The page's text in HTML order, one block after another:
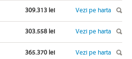
309.313 lei Vezi pe harta
303.558 lei Vezi pe harta
365.370 lei Vezi pe harta